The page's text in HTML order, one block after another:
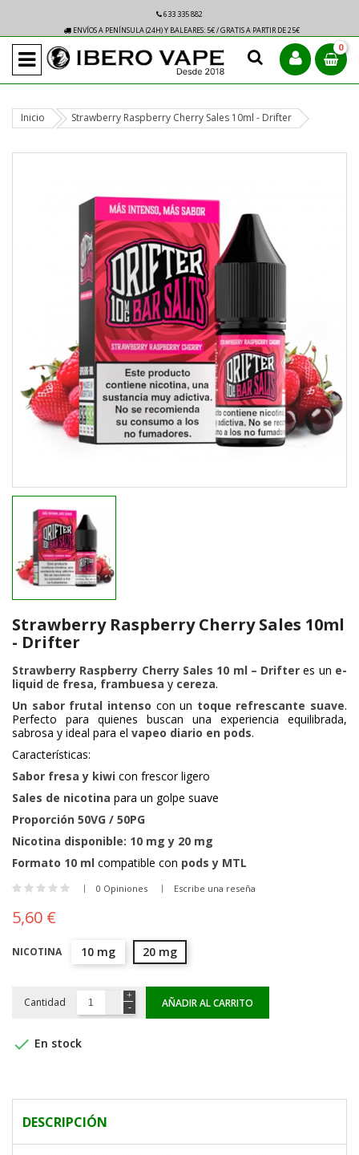
633 335 882
ENVÍOS A PENÍNSULA (24H) Y BALEARES: 5€ / GRATIS A PARTIR DE 25€
0
Inicio Strawberry Raspberry Cherry Sales 10ml - Drifter
Strawberry Raspberry Cherry Sales 10ml
- Drifter
Strawberry Raspberry Cherry Sales 10 ml – Drifter es un e-
liquid de fresa, frambuesa y cereza.
Un sabor frutal intenso con un toque refrescante suave.
Perfecto para quienes buscan una experiencia equilibrada,
sabrosa y ideal para el vapeo diario en pods.
Características:
Sabor fresa y kiwi con frescor ligero
Sales de nicotina para un golpe suave
Proporción 50VG / 50PG
Nicotina disponible: 10 mg y 20 mg
Formato 10 ml compatible con pods y MTL
0 Opiniones Escribe una reseña
5,60 €
NICOTINA 10 mg 20 mg
Cantidad AÑADIR AL CARRITO
 En stock
DESCRIPCIÓN